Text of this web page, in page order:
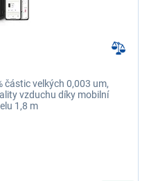
částic velkých 0,003 um,
vzduchu díky mobilní
1,8 m